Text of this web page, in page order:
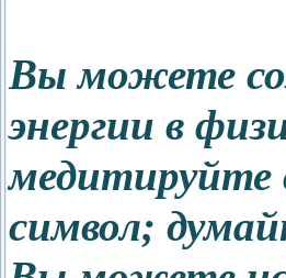
Вы можете
энергии в
медитируйте
символ;